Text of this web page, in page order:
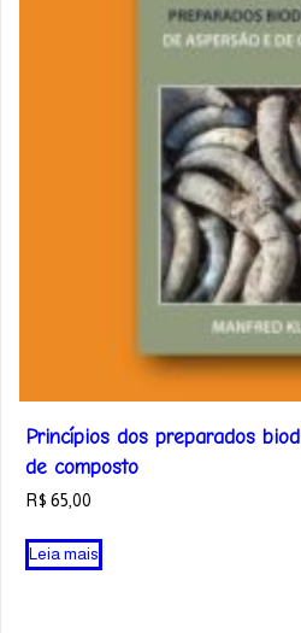
Princípios dos preparados
de composto
R$ 65,00
Leia mais